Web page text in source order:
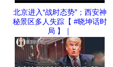
北京进入“战时态势”；西安神
秘景区多人失踪【 #晓坤话时
局 】｜